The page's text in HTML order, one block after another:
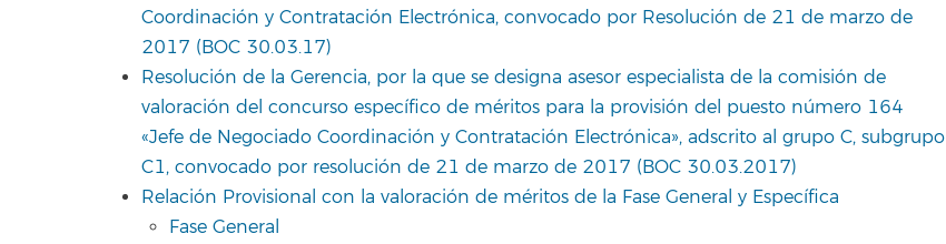
Coordinación y Contratación Electrónica, convocado por Resolución de 21 de marzo de
2017 (BOC 30.03.17)
Resolución de la Gerencia, por la que se designa asesor especialista de la comisión de
valoración del concurso específico de méritos para la provisión del puesto número 164
«Jefe de Negociado Coordinación y Contratación Electrónica», adscrito al grupo C, subgrupo
C1, convocado por resolución de 21 de marzo de 2017 (BOC 30.03.2017)
Relación Provisional con la valoración de méritos de la Fase General y Específica
Fase General